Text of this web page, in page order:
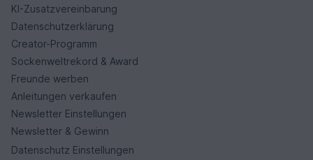
KI-Zusatzvereinbarung
Datenschutzerklärung
Creator-Programm
Sockenweltrekord & Award
Freunde werben
Anleitungen verkaufen
Newsletter Einstellungen
Newsletter & Gewinn
Datenschutz Einstellungen